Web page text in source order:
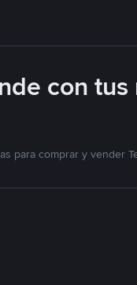
con
para comprar y vender